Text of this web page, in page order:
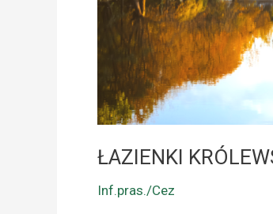
ŁAZIENKI
Inf.pras./Cez